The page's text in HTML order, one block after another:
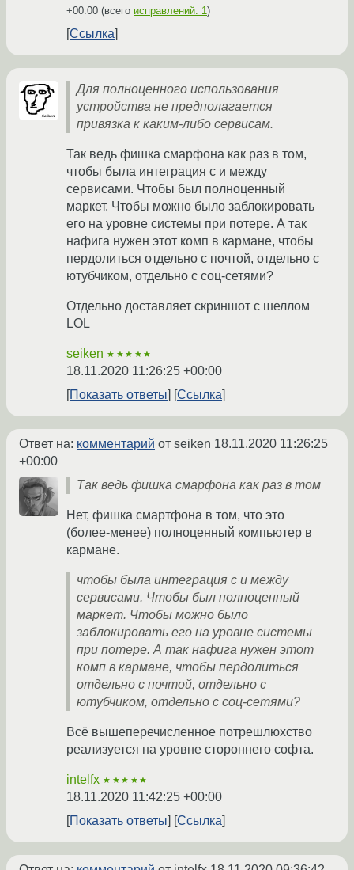
+00:00 (всего исправлений: 1)
Ссылка
Для полноценного использования
устройства не предполагается
привязка к каким-либо сервисам.
Так ведь фишка смарфона как раз в том,
чтобы была интеграция с и между
сервисами. Чтобы был полноценный
маркет. Чтобы можно было заблокировать
его на уровне системы при потере. А так
нафига нужен этот комп в кармане, чтобы
пердолиться отдельно с почтой, отдельно с
ютубчиком, отдельно с соц-сетями?
Отдельно доставляет скриншот с шеллом
LOL
seiken ★★★★★
18.11.2020 11:26:25 +00:00
Показать ответы
Ссылка
Ответ на: комментарий от seiken 18.11.2020 11:26:25
+00:00
Так ведь фишка смарфона как раз в том
Нет, фишка смартфона в том, что это
(более-менее) полноценный компьютер в
кармане.
чтобы была интеграция с и между
сервисами. Чтобы был полноценный
маркет. Чтобы можно было
заблокировать его на уровне системы
при потере. А так нафига нужен этот
комп в кармане, чтобы пердолиться
отдельно с почтой, отдельно с
ютубчиком, отдельно с соц-сетями?
Всё вышеперечисленное потрешлюхство
реализуется на уровне стороннего софта.
intelfx ★★★★★
18.11.2020 11:42:25 +00:00
Показать ответы
Ссылка